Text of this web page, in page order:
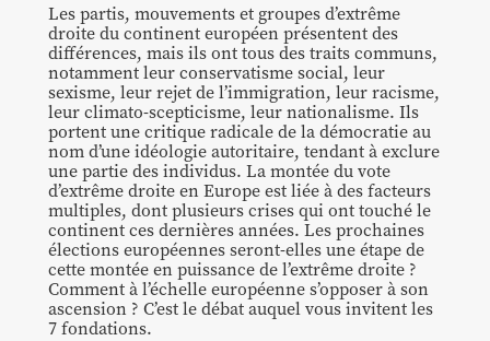
Les partis, mouvements et groupes d’extrême
droite du continent européen présentent des
différences, mais ils ont tous des traits communs,
notamment leur conservatisme social, leur
sexisme, leur rejet de l’immigration, leur racisme,
leur climato-scepticisme, leur nationalisme. Ils
portent une critique radicale de la démocratie au
nom d’une idéologie autoritaire, tendant à exclure
une partie des individus. La montée du vote
d’extrême droite en Europe est liée à des facteurs
multiples, dont plusieurs crises qui ont touché le
continent ces dernières années. Les prochaines
élections européennes seront-elles une étape de
cette montée en puissance de l’extrême droite ?
Comment à l’échelle européenne s’opposer à son
ascension ? C’est le débat auquel vous invitent les
7 fondations.